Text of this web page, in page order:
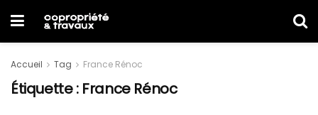
Accueil Tag France Rénoc
Étiquette : France Rénoc